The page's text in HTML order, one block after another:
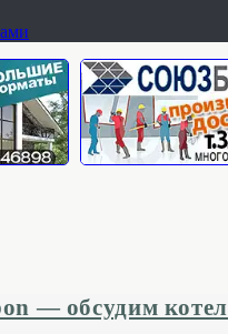
— обсудим котел